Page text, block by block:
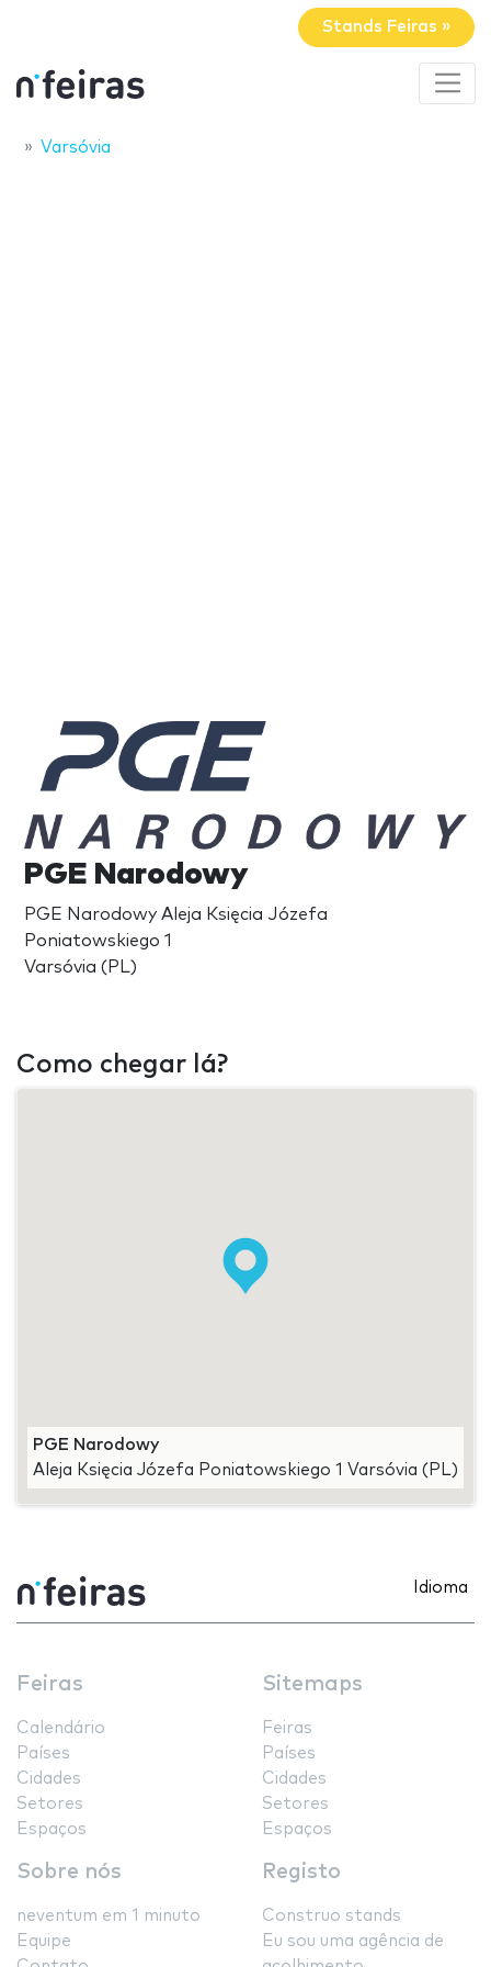
Stands Feiras »
Varsóvia
PGE Narodowy
PGE Narodowy Aleja Księcia Józefa
Poniatowskiego 1
Varsóvia (PL)
Como chegar lá?
PGE Narodowy
Aleja Księcia Józefa Poniatowskiego 1 Varsóvia (PL)
Idioma
Feiras
Calendário
Países
Cidades
Setores
Espaços
Sitemaps
Feiras
Países
Cidades
Setores
Espaços
Sobre nós
neventum em 1 minuto
Equipe
Registo
Construo stands
Eu sou uma agência de